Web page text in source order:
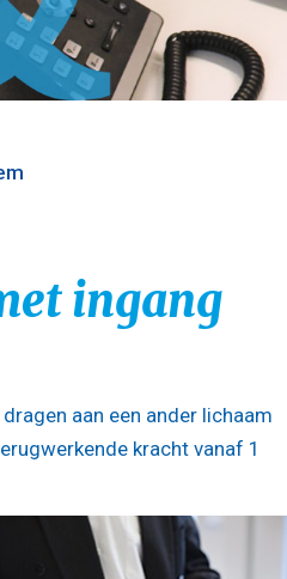
ingang
aan een ander lichaam
kracht vanaf 1